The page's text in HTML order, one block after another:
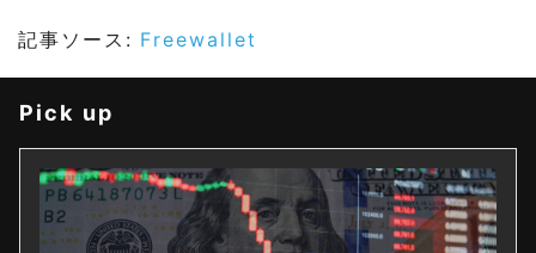
記事ソース: Freewallet
Pick up